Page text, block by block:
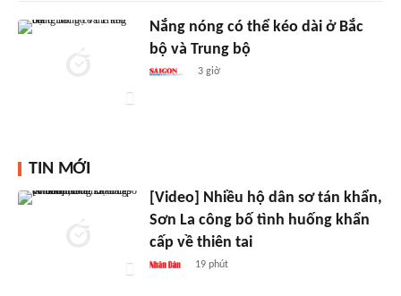
Nắng nóng có thể kéo dài ở Bắc
bộ và Trung bộ
3 giờ
TIN MỚI
[Video] Nhiều hộ dân sơ tán khẩn,
Sơn La công bố tình huống khẩn
cấp về thiên tai
19 phút